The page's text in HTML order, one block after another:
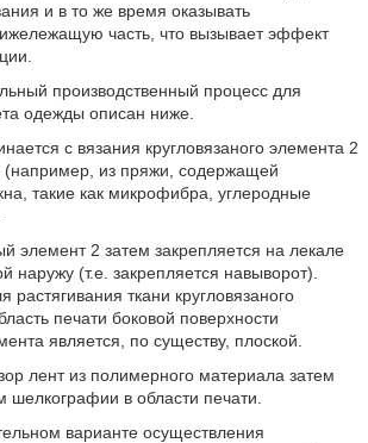
и в то же время оказывать
часть, что вызывает эффект
производственный процесс для
одежды описан ниже.
с вязания кругловязаного элемента 2
из пряжи, содержащей
такие как микрофибра, углеродные
элемент 2 затем закрепляется на лекале
наружу (т.е. закрепляется навыворот).
растягивания ткани кругловязаного
печати боковой поверхности
является, по существу, плоской.
лент из полимерного материала затем
шелкографии в области печати.
варианте осуществления